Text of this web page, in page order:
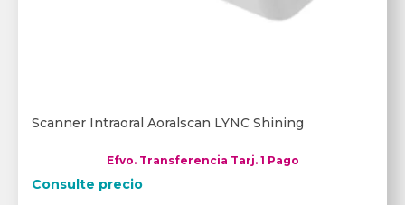
Scanner Intraoral Aoralscan LYNC Shining
Efvo. Transferencia Tarj. 1 Pago
Consulte precio